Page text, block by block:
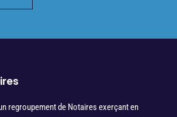
regroupement de Notaires exerçant en